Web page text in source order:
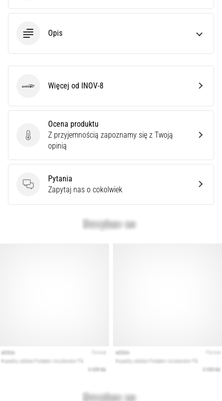
to
powszechny
artykuły
Opis
Ocena produktu
Ocena produktu
Z przyjemnością zapoznamy się z Twoją
opinią
Pytania
Pytania
Zapytaj nas o cokolwiek
INOV-8Więcej od INOV-8